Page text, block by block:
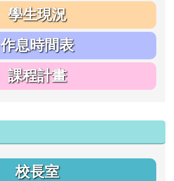
學生現況
作息時間表
課程計畫
校長室